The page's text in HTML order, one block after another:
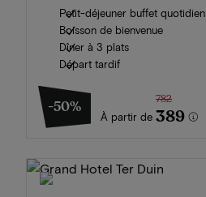
Petit-déjeuner buffet quotidien
Boisson de bienvenue
Dîner à 3 plats
Départ tardif
-50%
À partir de
782
389